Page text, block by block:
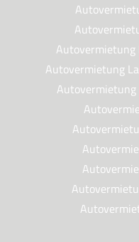
Autovermietung
Autovermietung
Autovermietung